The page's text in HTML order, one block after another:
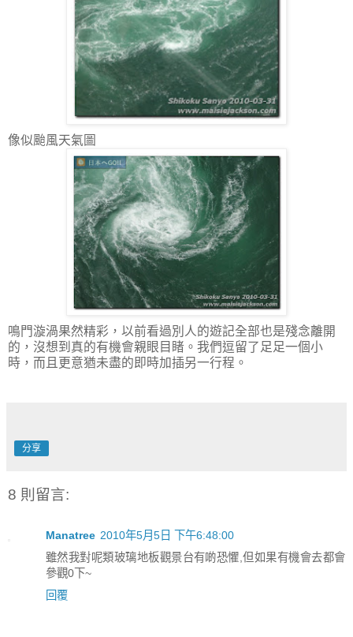
像似颱風天氣圖
鳴門漩渦果然精彩，以前看過別人的遊記全部也是殘念離開
的，沒想到真的有機會親眼目睹。我們逗留了足足一個小
時，而且更意猶未盡的即時加插另一行程。
分享
8 則留言:
Manatree 2010年5月5日 下午6:48:00
雖然我對呢類玻璃地板觀景台有啲恐懼,但如果有機會去都會
參觀0下~
回覆